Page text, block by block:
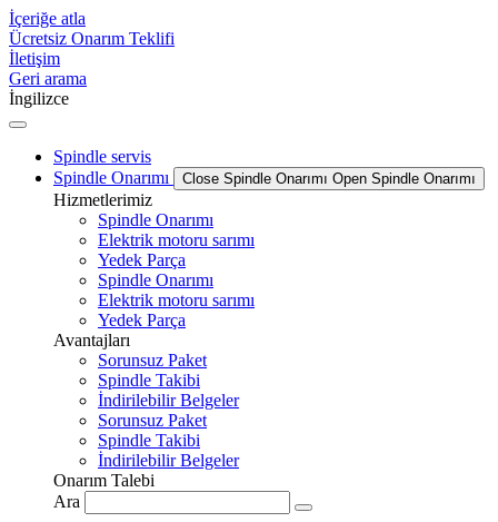
İçeriğe atla
Ücretsiz Onarım Teklifi
İletişim
Geri arama
İngilizce
Spindle servis
Spindle Onarımı
Close Spindle Onarımı Open Spindle Onarımı
Hizmetlerimiz
Spindle Onarımı
Elektrik motoru sarımı
Yedek Parça
Spindle Onarımı
Elektrik motoru sarımı
Yedek Parça
Avantajları
Sorunsuz Paket
Spindle Takibi
İndirilebilir Belgeler
Sorunsuz Paket
Spindle Takibi
İndirilebilir Belgeler
Onarım Talebi
Ara